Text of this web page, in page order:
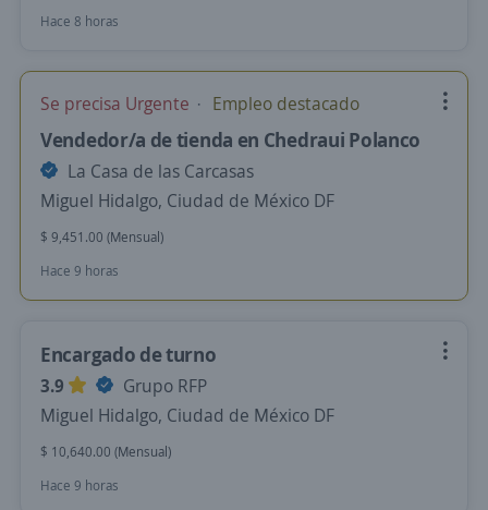
Hace 8 horas
Se precisa Urgente Empleo destacado
Vendedor/a de tienda en Chedraui Polanco
La Casa de las Carcasas
Miguel Hidalgo, Ciudad de México DF
$ 9,451.00 (Mensual)
Hace 9 horas
Encargado de turno
3.9
Grupo RFP
Miguel Hidalgo, Ciudad de México DF
$ 10,640.00 (Mensual)
Hace 9 horas